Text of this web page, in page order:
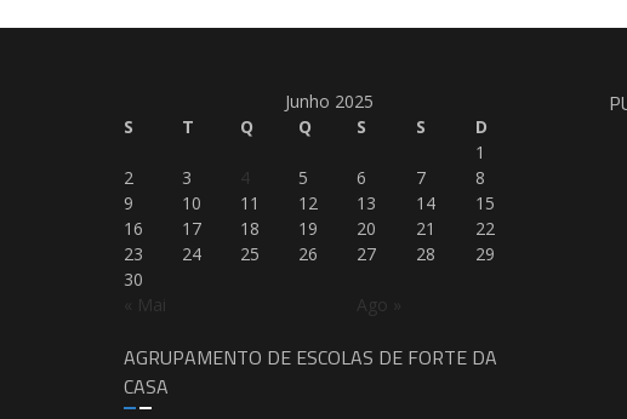
Junho 2025
S
T Q Q S S D
« Mai Ago »
1
2
3 4 5 6 7
8
9
10 11 12 13 14
15
16
17 18 19 20 21
22
23
24 25 26 27 28
29
30
AGRUPAMENTO DE ESCOLAS DE FORTE DA
CASA